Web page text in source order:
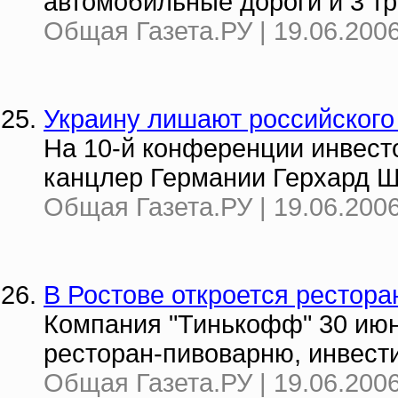
Общая Газета.РУ |
Украину лишают российского
На 10-й конференции
канцлер Германии Герхард
Общая Газета.РУ |
В Ростове откроется
Компания "Тинькофф" 30
ресторан-пивоварню,
Общая Газета.РУ |